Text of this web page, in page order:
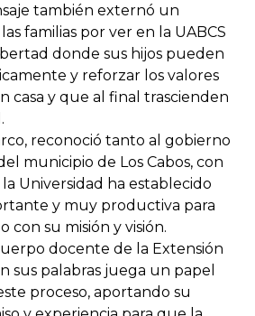
también externó un
familias por ver en la UABCS
donde sus hijos pueden
y reforzar los valores
casa y que al final trascienden
reconoció tanto al gobierno
municipio de Los Cabos, con
Universidad ha establecido
y muy productiva para
con su misión y visión.
docente de la Extensión
sus palabras juega un papel
proceso, aportando su